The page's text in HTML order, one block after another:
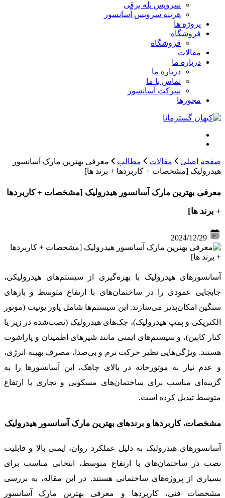
سرویس پله برقی
هزینه سرویس آسانسور
پروژه ها
فروشگاه
فروشگاه
مقالات
درباره ما
درباره ما
تماس با ما
شرکت آسانسور
مجوزها
صفحه اصلی مقالات مطالب
معرفی بهترین مارک آسانسور
هیدرولیک [مشخصات + کاربردها + برند ها]
معرفی بهترین مارک آسانسور هیدرولیک [مشخصات + کاربردها
+ برند ها]
آسانسورهای هیدرولیک با بهره‌گیری از سیستم‌های هیدرولیکی،
جابجایی عمودی را در ساختمان‌های با ارتفاع متوسط و بارهای
سنگین امکان‌پذیر می‌سازند. این سیستم‌ها شامل پاور یونیت (موتور
الکتریکی و پمپ هیدرولیک)، جک‌های هیدرولیک (نصب‌شده در زیر یا
کنار کابین)، و سیستم‌های ایمنی مانند شیرهای اطمینان و پاراشوت
هستند. ویژگی‌هایی نظیر حرکت نرم و بی‌صدا، مصرف بهینه انرژی،
و عدم نیاز به موتورخانه در بالای چاهک، این آسانسورها را به
گزینه‌ای مناسب برای ساختمان‌های مسکونی و تجاری با ارتفاع
متوسط تبدیل کرده است.
مشخصات، کاربردها و برندهای بهترین مارک‌ آسانسور هیدرولیک
آسانسورهای هیدرولیک به دلیل عملکرد روان، ایمنی بالا و قابلیت
نصب در ساختمان‌های با ارتفاع متوسط، انتخابی مناسب برای
بسیاری از پروژه‌های ساختمانی هستند. در این مقاله، به بررسی
مشخصات فنی، کاربردها و معرفی بهترین مارک‌ آسانسور